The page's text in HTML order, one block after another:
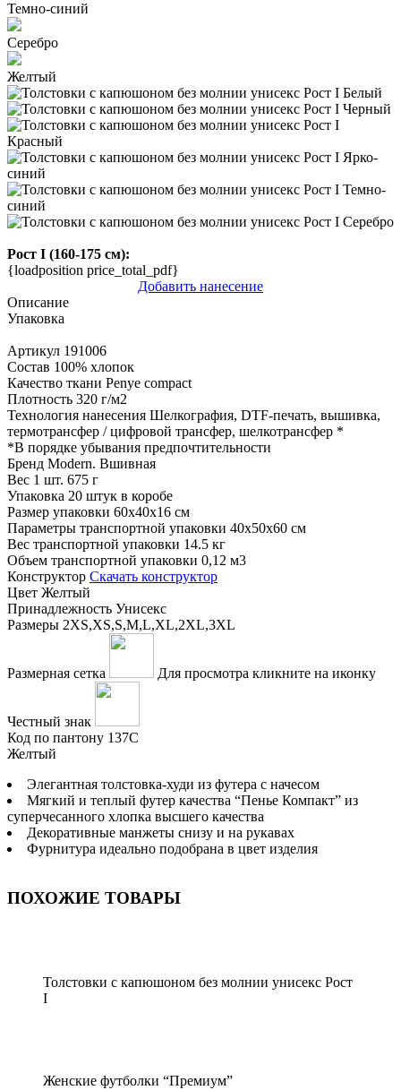
Темно-синий
Серебро
Желтый
Рост I (160-175 см):
{loadposition price_total_pdf}
Добавить нанесение
Описание
Упаковка
Артикул 191006
Состав 100% хлопок
Качество ткани Penye compact
Плотность 320 г/м2
Технология нанесения Шелкография, DTF-печать, вышивка,
термотрансфер / цифровой трансфер, шелкотрансфер *
*В порядке убывания предпочтительности
Бренд Modern. Вшивная
Вес 1 шт. 675 г
Упаковка 20 штук в коробе
Размер упаковки 60х40х16 см
Параметры транспортной упаковки 40x50x60 см
Вес транспортной упаковки 14.5 кг
Объем транспортной упаковки 0,12 м3
Конструктор Скачать конструктор
Цвет Желтый
Принадлежность Унисекс
Размеры 2XS,XS,S,M,L,XL,2XL,3XL
Размерная сетка Для просмотра кликните на иконку
Честный знак
Код по пантону 137С
Желтый
Элегантная толстовка-худи из футера с начесом
Мягкий и теплый футер качества “Пенье Компакт” из
суперчесанного хлопка высшего качества
Декоративные манжеты снизу и на рукавах
Фурнитура идеально подобрана в цвет изделия
ПОХОЖИЕ ТОВАРЫ
Толстовки с капюшоном без молнии унисекс Рост
I
Женские футболки “Премиум”